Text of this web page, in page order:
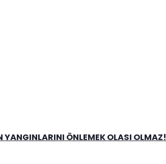
ÖNLEMEK OLASI OLMAZ!